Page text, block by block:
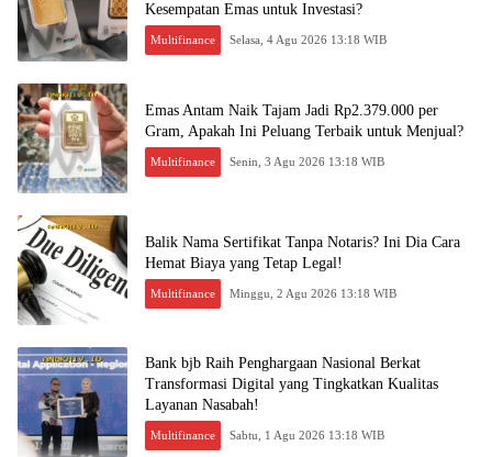
Kesempatan Emas untuk Investasi?
Multifinance Selasa, 4 Agu 2026 13:18 WIB
Emas Antam Naik Tajam Jadi Rp2.379.000 per
Gram, Apakah Ini Peluang Terbaik untuk Menjual?
Multifinance Senin, 3 Agu 2026 13:18 WIB
Balik Nama Sertifikat Tanpa Notaris? Ini Dia Cara
Hemat Biaya yang Tetap Legal!
Multifinance Minggu, 2 Agu 2026 13:18 WIB
Bank bjb Raih Penghargaan Nasional Berkat
Transformasi Digital yang Tingkatkan Kualitas
Layanan Nasabah!
Multifinance Sabtu, 1 Agu 2026 13:18 WIB